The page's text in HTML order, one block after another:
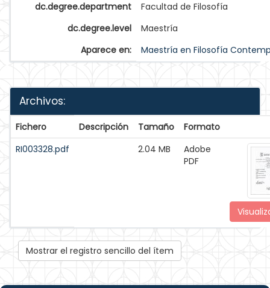
dc.degree.department
Facultad de Filosofía
dc.degree.level
Maestría
Aparece en:
Maestría en Filosofía
Archivos:
Fichero Descripción Tamaño
Formato
RI003328.pdf
2.04 MB
Adobe
PDF
Mostrar el registro sencillo del ítem